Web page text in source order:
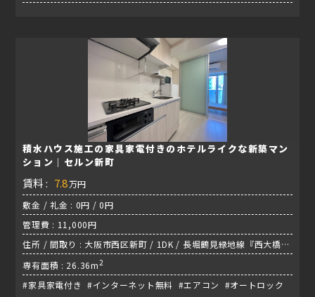
積水ハウス施工の家具家電付きのホテルライクな新築マン
ション｜セルン新町
賃料 : 7.8万円
敷金 / 礼金 : 0円 / 0円
管理費 : 11,000円
住所 / 間取り : 大阪市西区新町 / 1DK / 長堀鶴見緑地線『西大橋
駅』
専有面積 : 26.36m2
#家具家電付き #インターネット無料 #エアコン #オートロック